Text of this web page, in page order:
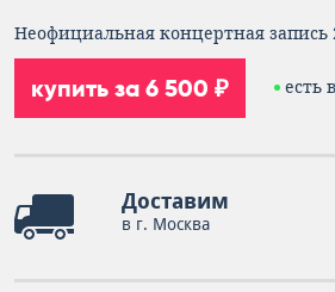
Неофициальная концертная запись
купить за 6 500 ₽ есть
Доставим
в г. Москва